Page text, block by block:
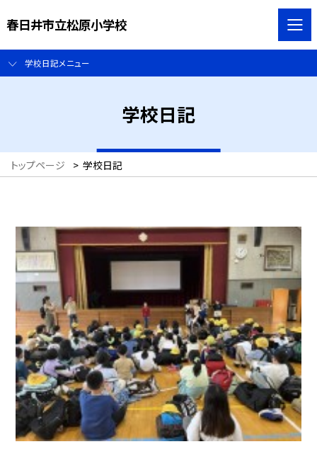
春日井市立松原小学校
学校日記メニュー
学校日記
トップページ > 学校日記